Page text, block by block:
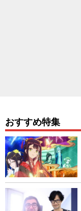
おすすめ特集